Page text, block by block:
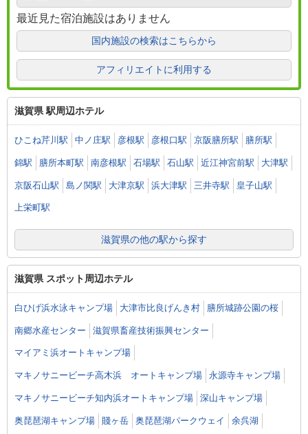
最近見た宿泊施設はありません
国内施設の検索はこちらから
アフィリエイトに利用する
滋賀県 駅周辺ホテル
ひこね芹川駅 中ノ庄駅 彦根駅 彦根口駅 京阪膳所駅 膳所駅
錦駅 膳所本町駅 南彦根駅 石場駅 石山駅 近江神宮前駅 大津駅
京阪石山駅 島ノ関駅 大津京駅 浜大津駅 三井寺駅 皇子山駅
上栄町駅
滋賀県の他の駅から探す
滋賀県 スポット周辺ホテル
白ひげ浜水泳キャンプ場 大津市比良げんき村 膳所城跡公園の桜
南郷水産センター 滋賀県畜産技術振興センター
マイアミ浜オートキャンプ場
マキノサニービーチ高木浜 オートキャンプ場 永源寺キャンプ場
マキノサニービーチ知内浜オートキャンプ場 深山キャンプ場
奥琵琶湖キャンプ場 賤ヶ岳 奥琵琶湖パークウェイ 余呉湖